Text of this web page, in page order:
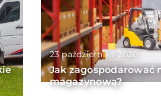
23 października 2020
Jak zagospodarować
magazynową?